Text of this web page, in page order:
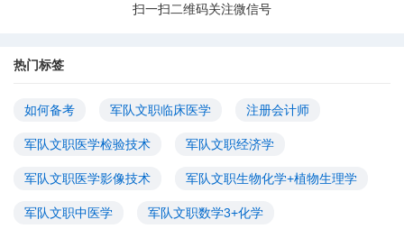
扫一扫二维码关注微信号
热门标签
如何备考 军队文职临床医学 注册会计师
军队文职医学检验技术 军队文职经济学
军队文职医学影像技术 军队文职生物化学+植物生理学
军队文职中医学 军队文职数学3+化学